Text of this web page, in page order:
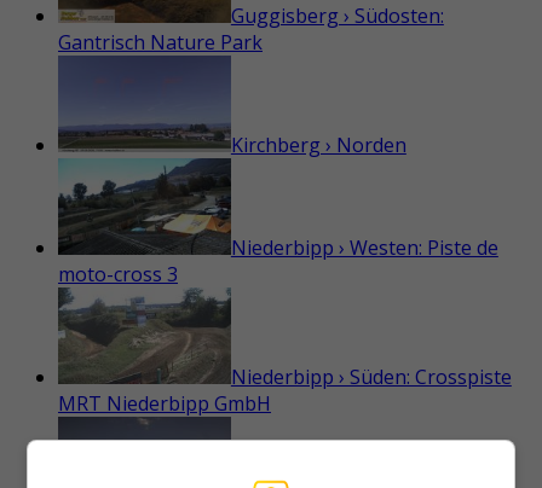
Guggisberg › Südosten:
Gantrisch Nature Park
Kirchberg › Norden
Niederbipp › Westen: Piste de
moto-cross 3
Niederbipp › Süden: Crosspiste
MRT Niederbipp GmbH